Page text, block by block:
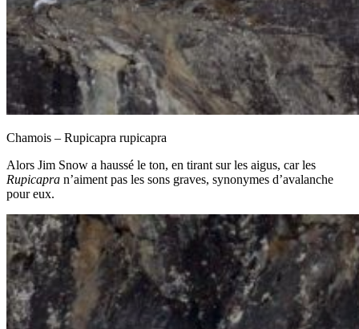
Chamois – Rupicapra rupicapra
Alors Jim Snow a haussé le ton, en tirant sur les aigus, car les
Rupicapra n’aiment pas les sons graves, synonymes d’avalanche
pour eux.